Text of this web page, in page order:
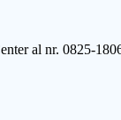
al nr. 0825-